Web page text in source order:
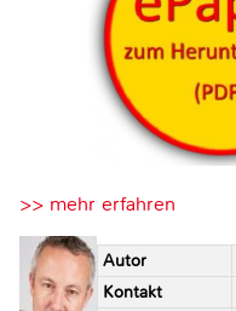
>> mehr erfahren
Autor
Kontakt